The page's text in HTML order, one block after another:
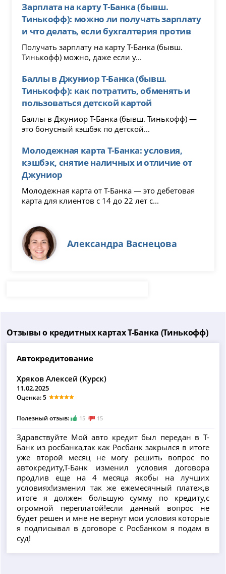
Зарплата на карту Т-Банка (бывш.
Тинькофф): можно ли получать зарплату
и что делать, если бухгалтерия против
Получать зарплату на карту Т-Банка (бывш.
Тинькофф) можно, даже если у...
Баллы в Джуниор Т-Банка (бывш.
Тинькофф): как потратить, обменять и
пользоваться детской картой
Баллы в Джуниор Т-Банка (бывш. Тинькофф) —
это бонусный кэшбэк по детской...
Молодежная карта Т-Банка: условия,
кэшбэк, снятие наличных и отличие от
Джуниор
Молодежная карта от Т-Банка — это дебетовая
карта для клиентов с 14 до 22 лет с...
Александра Васнецова
Отзывы о кредитных картах Т-Банка (Тинькофф)
Автокредитование
Хряков Алексей (Курск)
11.02.2025
Оценка: 5
Полезный отзыв: 15 15
Здравствуйте Мой авто кредит был передан в Т-
Банк из росбанка,так как Росбанк закрылся в итоге
уже второй месяц не могу решить вопрос по
автокредиту,Т-Банк изменил условия договора
продлив еще на 4 месяца якобы на лучших
условиях!изменил так же ежемесячный платеж,в
итоге я должен большую сумму по кредиту,с
огромной переплатой!если данный вопрос не
будет решен и мне не вернут мои условия которые
я подписывал в договоре с Росбанком я подам в
суд!